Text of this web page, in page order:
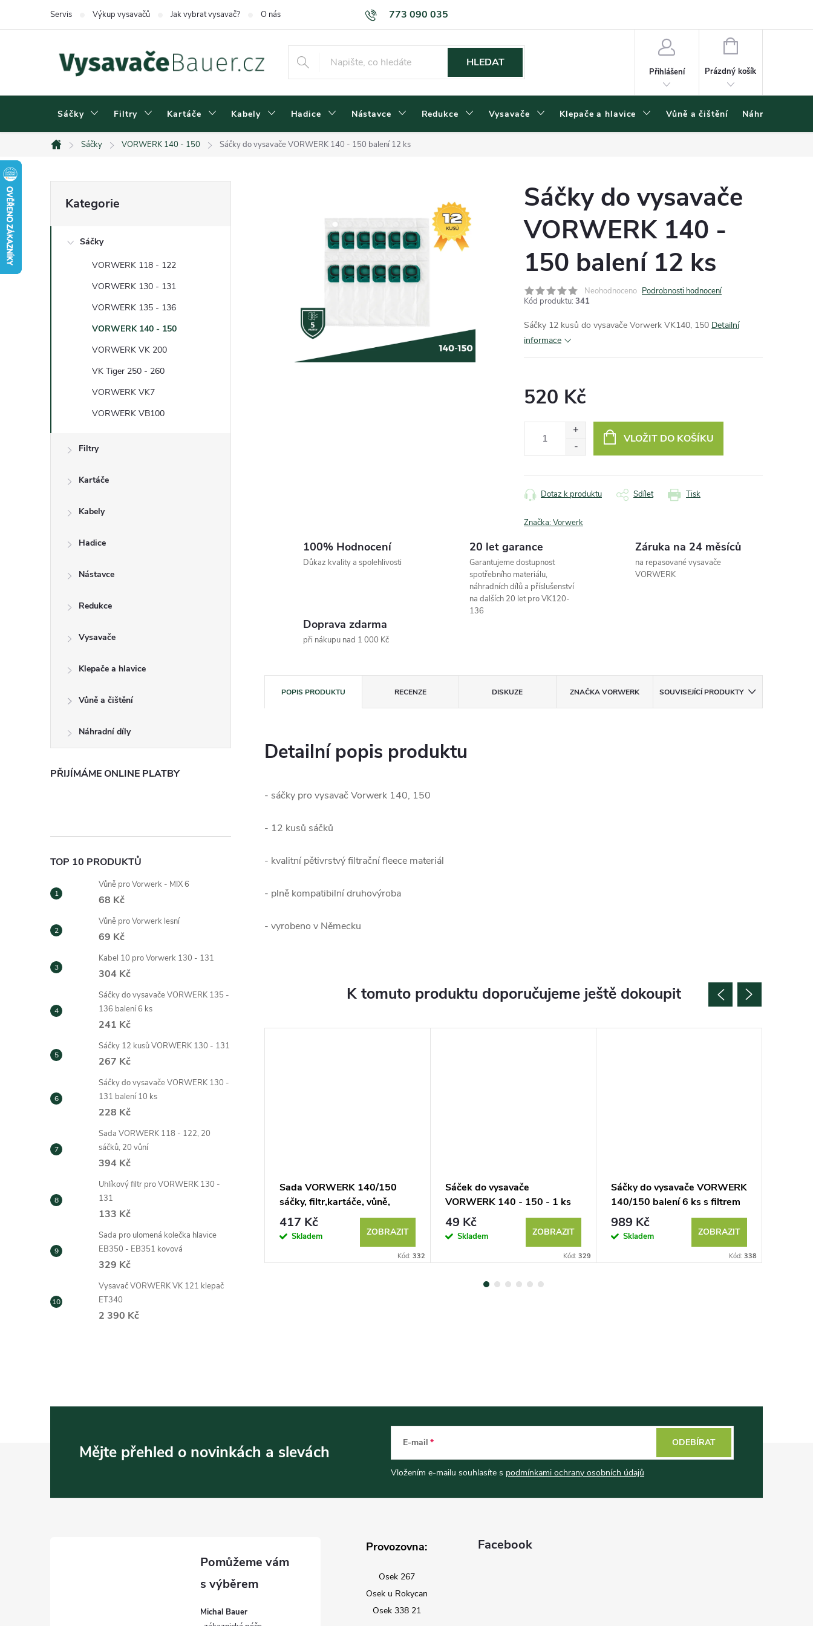
773 090 035
Servis Výkup vysavačů Jak vybrat vysavač? O nás Dodací podmínky Obchodní podmínky
HLEDAT
Přihlášení
NÁKUPNÍ
Prázdný košík
Sáčky Filtry Kartáče Kabely Hadice Nástavce Redukce Vysavače Klepače a hlavice Vůně a čištění Náhradní díly
Domů
Sáčky VORWERK 140 - 150 Sáčky do vysavače VORWERK 140 - 150 balení 12 ks
o
í
kategorie
Kategorie
Sáčky
VORWERK 118 - 122
VORWERK 130 - 131
VORWERK 135 - 136
VORWERK 140 - 150
VORWERK VK 200
VK Tiger 250 - 260
VORWERK VK7
VORWERK VB100
Filtry
Kartáče
Kabely
Hadice
Nástavce
Redukce
Vysavače
Klepače a hlavice
Vůně a čištění
Náhradní díly
PŘIJÍMÁME ONLINE PLATBY
TOP 10 PRODUKTŮ
Vůně pro Vorwerk - MIX 6
68 Kč
Vůně pro Vorwerk lesní
69 Kč
Kabel 10 pro Vorwerk 130 - 131
304 Kč
Sáčky do vysavače VORWERK 135 -
136 balení 6 ks
241 Kč
Sáčky 12 kusů VORWERK 130 - 131
267 Kč
Sáčky do vysavače VORWERK 130 -
131 balení 10 ks
228 Kč
Sada VORWERK 118 - 122, 20
sáčků, 20 vůní
394 Kč
Uhlíkový filtr pro VORWERK 130 -
131
133 Kč
Sada pro ulomená kolečka hlavice
EB350 - EB351 kovová
329 Kč
Vysavač VORWERK VK 121 klepač
ET340
2 390 Kč
Sáčky do vysavače
VORWERK 140 -
150 balení 12 ks
Neohodnoceno Podrobnosti hodnocení
Kód produktu: 341
Sáčky 12 kusů do vysavače Vorwerk VK140, 150 Detailní
informace
520 Kč
VLOŽIT DO KOŠÍKU
Tisk
Dotaz k produktu Sdílet
Značka:Vorwerk
100% Hodnocení
Důkaz kvality a spolehlivosti
20 let garance
Garantujeme dostupnost
spotřebního materiálu,
náhradních dílů a příslušenství
na dalších 20 let pro VK120-
136
Záruka na 24 měsíců
na repasované vysavače
VORWERK
Doprava zdarma
při nákupu nad 1 000 Kč
POPIS PRODUKTU RECENZE DISKUZE ZNAČKAVORWERK SOUVISEJÍCÍ PRODUKTY
Detailní popis produktu
- sáčky pro vysavač Vorwerk 140, 150
- 12 kusů sáčků
- kvalitní pětivrstvý filtrační fleece materiál
- plně kompatibilní druhovýroba
- vyrobeno v Německu
K tomuto produktu doporučujeme ještě dokoupit
6 ks, včetně
Sáčky do vysavače VORWERK
778 Kč
Skladem ZOBRAZIT
Sada VORWERK 140/150
sáčky, filtr,kartáče, vůně,
balení 6 ks
417 Kč
Skladem ZOBRAZIT
Kód: 332
Sáček do vysavače
VORWERK 140 - 150 - 1 ks
49 Kč
Skladem ZOBRAZIT
Kód: 329
Sáčky do vysavače VORWERK
140/150 balení 6 ks s filtrem
989 Kč
Skladem ZOBRAZIT
Kód: 338
Mějte přehled o novinkách a slevách E-mail
Vložením e-mailu souhlasíte s podmínkami ochrany osobních údajů
ODEBÍRAT
Michal Bauer
Provozovna:
Osek 267
Osek u Rokycan
Osek 338 21
Facebook